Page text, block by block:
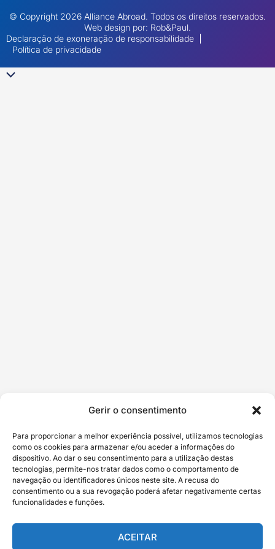
Gerir o consentimento
Para proporcionar a melhor experiência possível, utilizamos tecnologias
como os cookies para armazenar e/ou aceder a informações do
dispositivo. Ao dar o seu consentimento para a utilização destas
tecnologias, permite-nos tratar dados como o comportamento de
navegação ou identificadores únicos neste site. A recusa do
consentimento ou a sua revogação poderá afetar negativamente certas
funcionalidades e funções.
ACEITAR
© Copyright 2026 Alliance Abroad. Todos os direitos reservados.
Web design por: Rob&Paul.
Declaração de exoneração de responsabilidade
Política de privacidade